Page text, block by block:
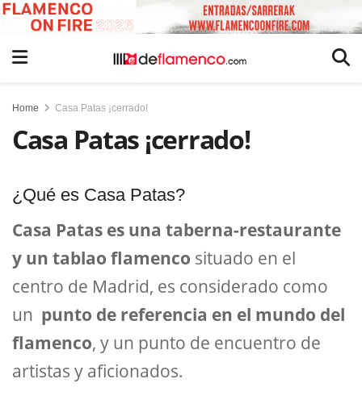
Home Casa Patas ¡cerrado!
Casa Patas ¡cerrado!
¿Qué es Casa Patas?
Casa Patas es una taberna-restaurante
y un tablao flamenco situado en el
centro de Madrid, es considerado como
un punto de referencia en el mundo del
flamenco, y un punto de encuentro de
artistas y aficionados.